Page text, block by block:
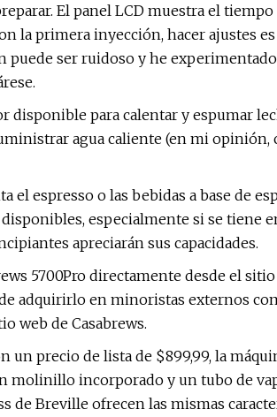
El panel LCD muestra el
la primera inyección, hacer ajustes
puede ser ruidoso y he
disponible para calentar y espumar
agua caliente (en mi opinión,
el espresso o las bebidas a base de
especialmente si se tiene
apreciarán sus capacidades.
5700Pro directamente desde el
adquirirlo en minoristas externos
web de Casabrews.
un precio de lista de $899,99, la
molinillo incorporado y un tubo de
de Breville ofrecen las mismas